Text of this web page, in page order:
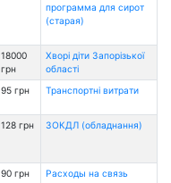
программа для сирот
(старая)
18000
грн
Хворі діти Запорізької
області
95 грн Транспортні витрати
128 грн ЗОКДЛ (обладнання)
90 грн Расходы на связь